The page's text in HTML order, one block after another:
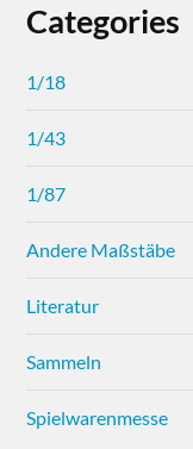
Categories
1/18
1/43
1/87
Andere Maßstäbe
Literatur
Sammeln
Spielwarenmesse